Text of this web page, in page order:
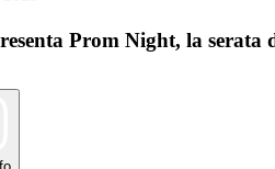
Prom Night, la serata